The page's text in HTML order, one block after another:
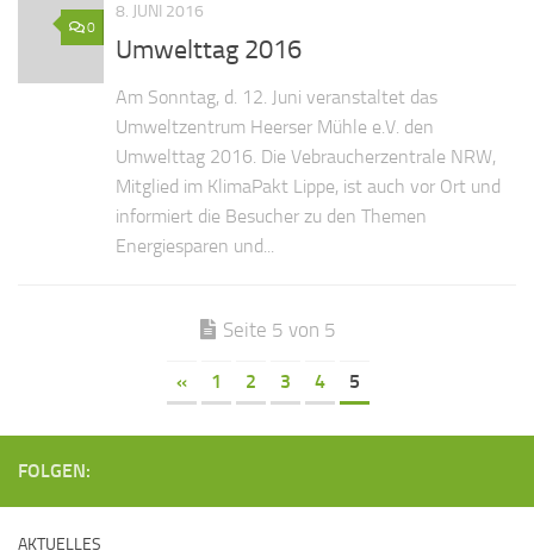
0
8. JUNI 2016
Umwelttag 2016
Am Sonntag, d. 12. Juni veranstaltet das
Umweltzentrum Heerser Mühle e.V. den
Umwelttag 2016. Die Vebraucherzentrale NRW,
Mitglied im KlimaPakt Lippe, ist auch vor Ort und
informiert die Besucher zu den Themen
Energiesparen und...
Seite 5 von 5
« 1 2 3 4 5
FOLGEN:
AKTUELLES